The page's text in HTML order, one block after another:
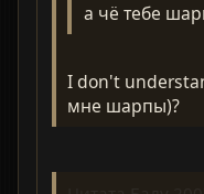
а чё тебе
I don't
мне шарпы)?